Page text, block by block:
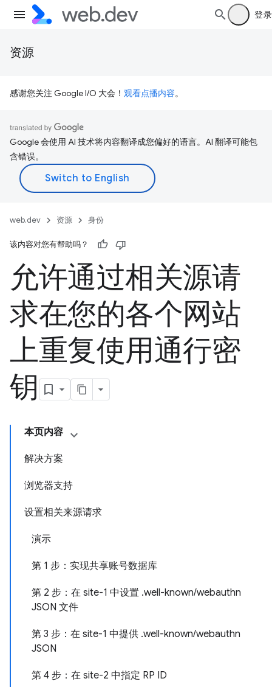
登录
资源
感谢您关注 Google I/O 大会！ 观看点播内容。
Google 会使用 AI 技术将内容翻译成您偏好的语言。AI 翻译可能包
含错误。
web.dev 资源 身份
该内容对您有帮助吗？
允许通过相关源请
求在您的各个网站
上重复使用通行密
钥
本页内容
解决方案
浏览器支持
设置相关来源请求
演示
第 1 步：实现共享账号数据库
第 2 步：在 site-1 中设置 .well-known/webauthn
JSON 文件
第 3 步：在 site-1 中提供 .well-known/webauthn
JSON
第 4 步：在 site-2 中指定 RP ID